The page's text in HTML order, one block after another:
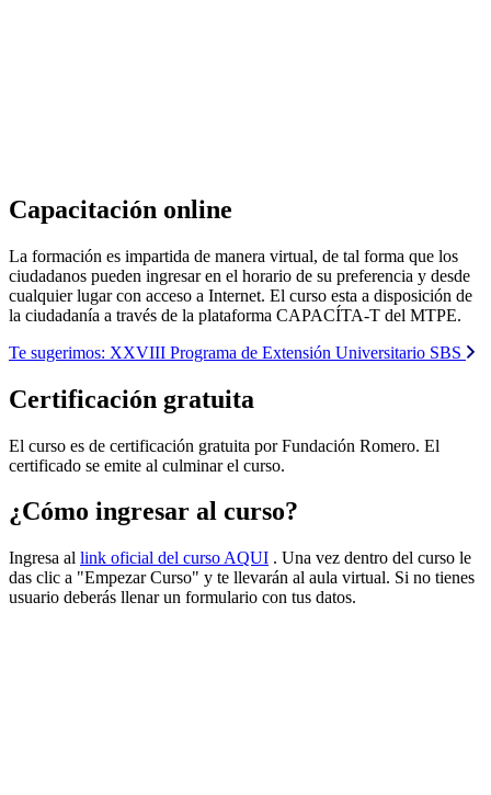
Capacitación online
La formación es impartida de manera virtual, de tal forma que los
ciudadanos pueden ingresar en el horario de su preferencia y desde
cualquier lugar con acceso a Internet. El curso esta a disposición de
la ciudadanía a través de la plataforma CAPACÍTA-T del MTPE.
Te sugerimos: XXVIII Programa de Extensión Universitario SBS
Certificación gratuita
El curso es de certificación gratuita por Fundación Romero. El
certificado se emite al culminar el curso.
¿Cómo ingresar al curso?
Ingresa al link oficial del curso AQUI . Una vez dentro del curso le
das clic a "Empezar Curso" y te llevarán al aula virtual. Si no tienes
usuario deberás llenar un formulario con tus datos.